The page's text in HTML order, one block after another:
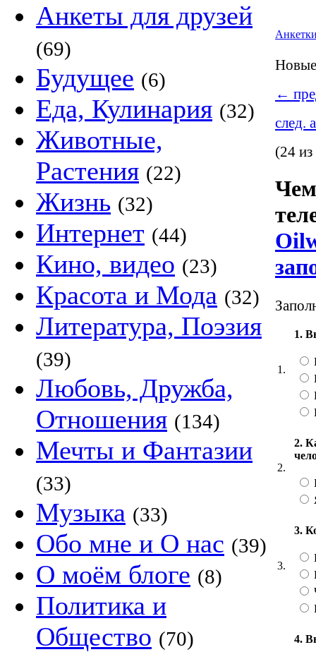
Анкеты для друзей
(69)
Будущее (6)
Еда, Кулинария (32)
Животные,
Растения (22)
Жизнь (32)
Интернет (44)
Кино, видео (23)
Красота и Мода (32)
Литература, Поэзия
(39)
Любовь, Дружба,
Отношения (134)
Мечты и Фантазии
(33)
Музыка (33)
Обо мне и О нас (39)
О моём блоге (8)
Политика и
Общество (70)
Новые
←
след.
(24
1.
1.
2.
2.
3.
3.
4.